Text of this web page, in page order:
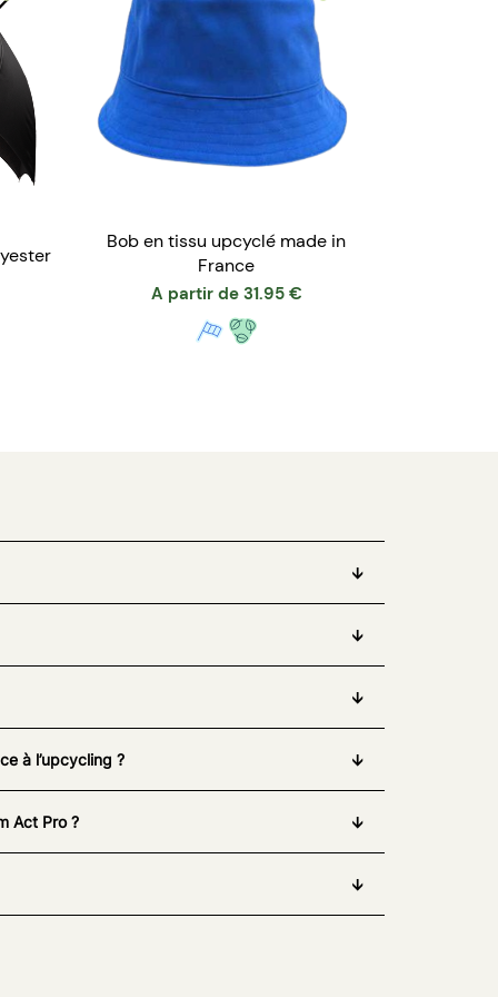
Bob en tissu upcyclé made in
France
A partir de 31.95 €
à l’upcycling ?
Act Pro ?